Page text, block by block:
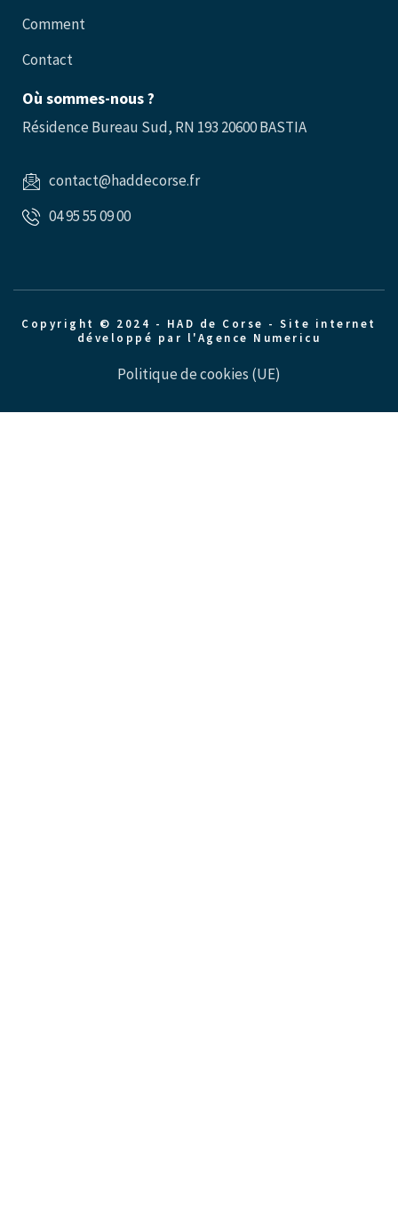
Comment
Contact
Où sommes-nous ?
Résidence Bureau Sud, RN 193 20600 BASTIA
contact@haddecorse.fr
04 95 55 09 00
Copyright © 2024 - HAD de Corse -Site internet
développé par l'Agence Numericu
Politique de cookies (UE)